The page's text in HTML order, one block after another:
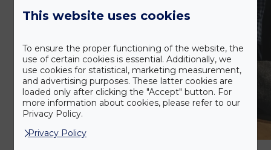
This website uses cookies
To ensure the proper functioning of the website, the
use of certain cookies is essential. Additionally, we
use cookies for statistical, marketing measurement,
and advertising purposes. These latter cookies are
loaded only after clicking the "Accept" button. For
more information about cookies, please refer to our
Privacy Policy.
Privacy Policy